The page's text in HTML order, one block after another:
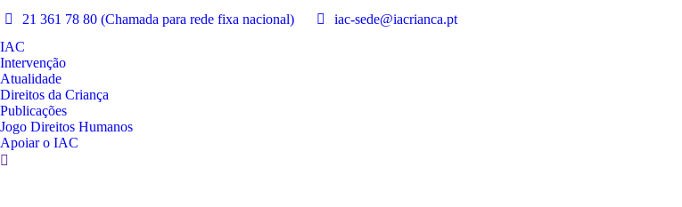
21 361 78 80 (Chamada para rede fixa nacional)
iac-sede@iacrianca.pt
IAC
Intervenção
Atualidade
Direitos da Criança
Publicações
Jogo Direitos Humanos
Apoiar o IAC